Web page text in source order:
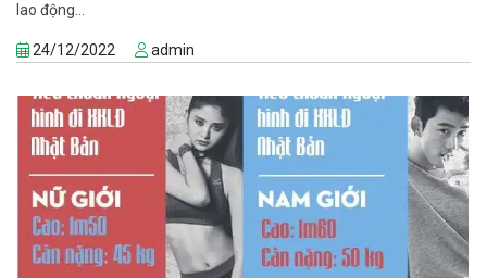
lao động...
24/12/2022 admin